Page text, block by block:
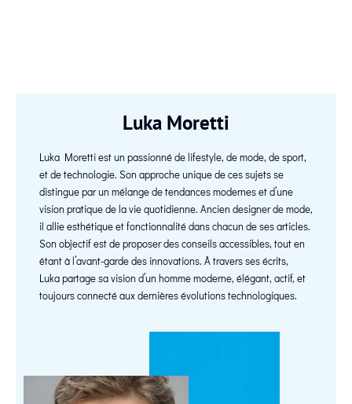
Luka Moretti
Luka Moretti est un passionné de lifestyle, de mode, de sport,
et de technologie. Son approche unique de ces sujets se
distingue par un mélange de tendances modernes et d’une
vision pratique de la vie quotidienne. Ancien designer de mode,
il allie esthétique et fonctionnalité dans chacun de ses articles.
Son objectif est de proposer des conseils accessibles, tout en
étant à l’avant-garde des innovations. À travers ses écrits,
Luka partage sa vision d’un homme moderne, élégant, actif, et
toujours connecté aux dernières évolutions technologiques.